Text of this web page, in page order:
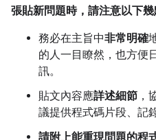
張貼新問題時，請注意以下幾
務必在主旨中非常明確
的人一目瞭然，也方便
訊。
貼文內容應詳述細節 ，
議提供程式碼片段、記
請附上能重現問題的程